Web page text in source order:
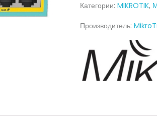
PoE
(RB960PGS)
Категории: MIKROTIK,
Производитель: